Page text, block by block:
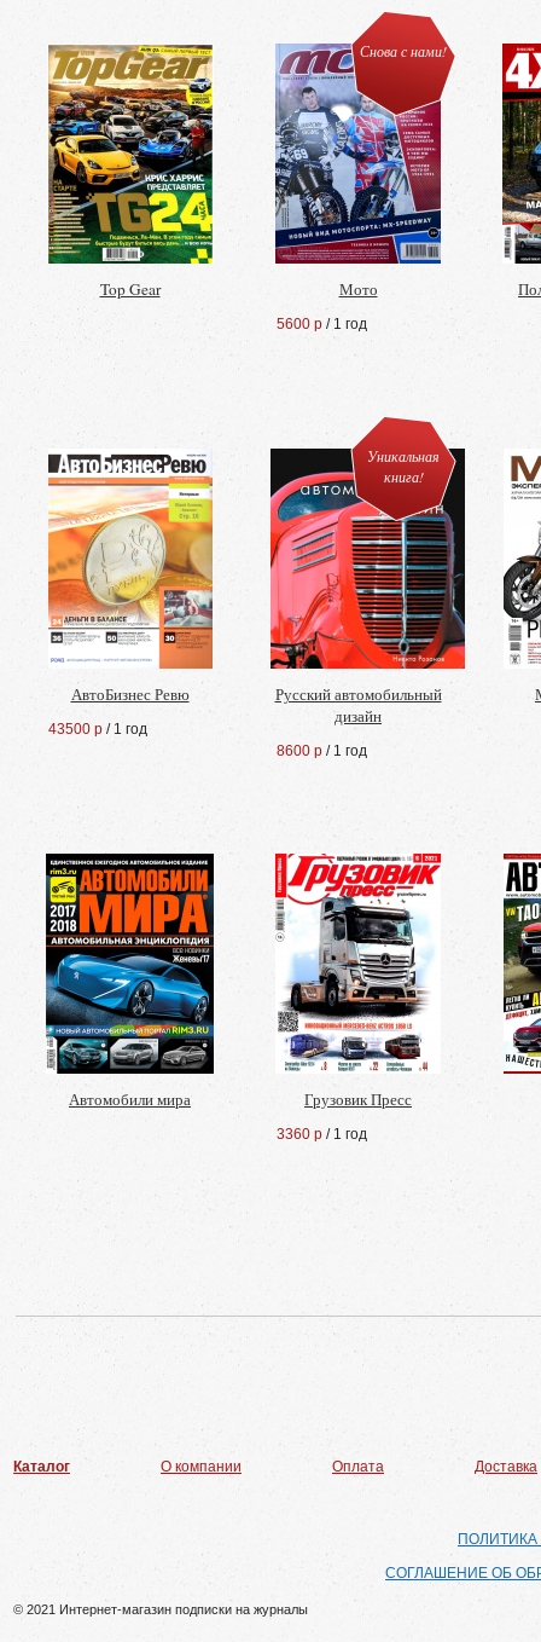
Top Gear
Снова с нами!
Мото
5600 р / 1 год
АвтоБизнес Ревю
43500 р/ 1 год
Уникальная
книга!
Русский автомобильный
дизайн
8600 р / 1 год
Автомобили мира Грузовик Пресс
3360 р / 1 год
Каталог О компании Оплата Доставка
СОГЛАШЕНИЕ ОБ
© 2021 Интернет-магазин подписки на журналы